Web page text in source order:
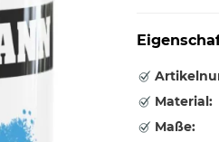
Material:
Maße: